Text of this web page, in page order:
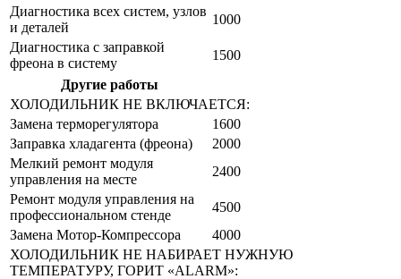
Диагностика всех систем, узлов
и деталей
1000
Диагностика с заправкой
фреона в систему
1500
Другие работы
ХОЛОДИЛЬНИК НЕ ВКЛЮЧАЕТСЯ:
Замена терморегулятора
1600
Заправка хладагента (фреона)
2000
Мелкий ремонт модуля
управления на месте
2400
Ремонт модуля управления на
профессиональном стенде
4500
Замена Мотор-Компрессора
4000
ХОЛОДИЛЬНИК НЕ НАБИРАЕТ НУЖНУЮ
ТЕМПЕРАТУРУ, ГОРИТ «ALARM»: